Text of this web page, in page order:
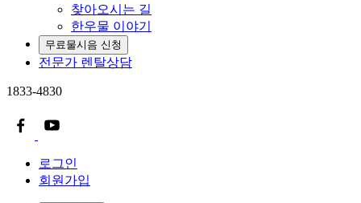
찾아오시는 길
한우물 이야기
무료물시음 신청
전문가 렌탈상담
1833-4830
로그인
회원가입